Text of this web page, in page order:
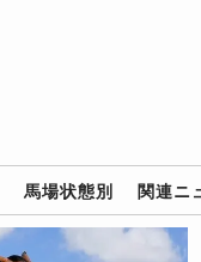
馬場状態別 関連ニ